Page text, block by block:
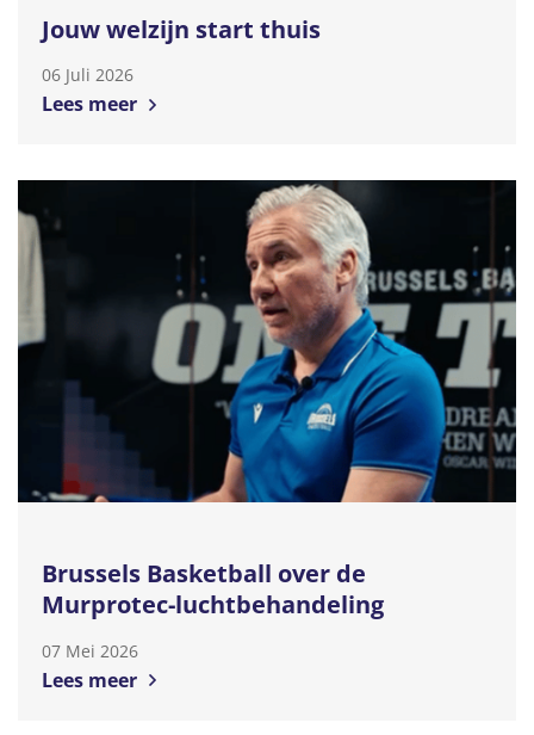
Jouw welzijn start thuis
06 Juli 2026
Lees meer
Brussels Basketball over de
Murprotec-luchtbehandeling
07 Mei 2026
Lees meer